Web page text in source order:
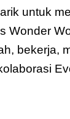
untuk
Wonder
bekerja,